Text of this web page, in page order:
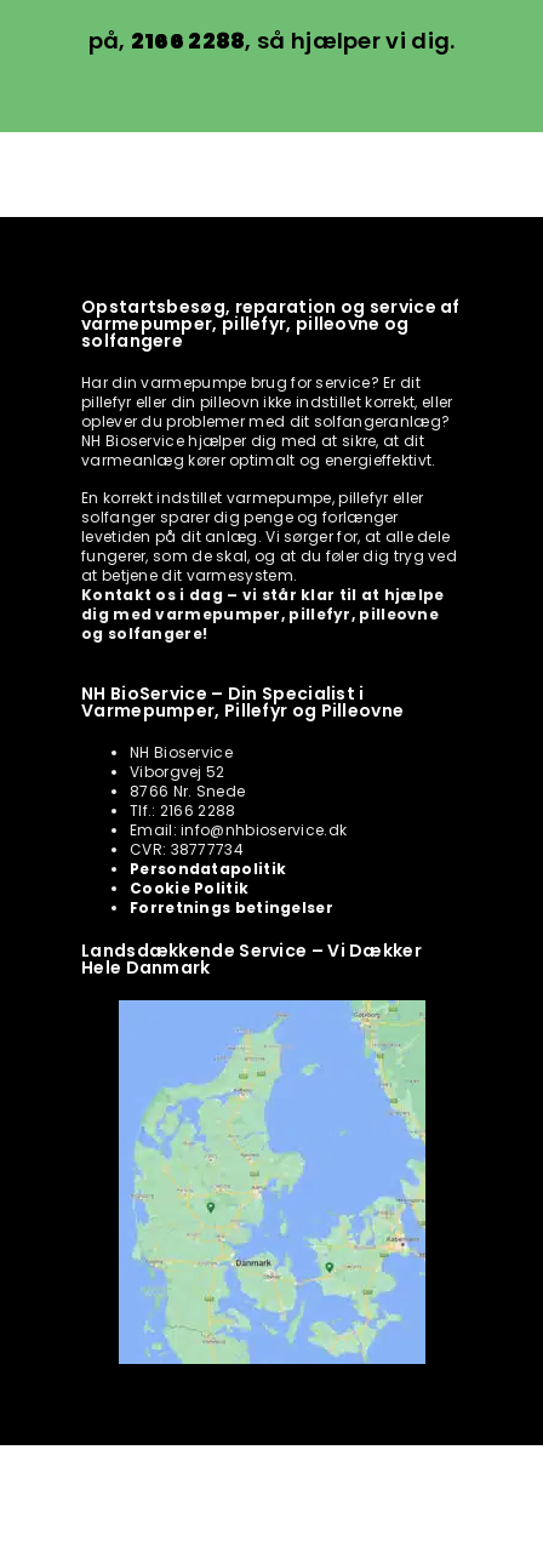
på, 2166 2288, så hjælper vi dig.
Opstartsbesøg, reparation og service af
varmepumper, pillefyr, pilleovne og
solfangere
Har din varmepumpe brug for service? Er dit
pillefyr eller din pilleovn ikke indstillet korrekt, eller
oplever du problemer med dit solfangeranlæg?
NH Bioservice hjælper dig med at sikre, at dit
varmeanlæg kører optimalt og energieffektivt.
En korrekt indstillet varmepumpe, pillefyr eller
solfanger sparer dig penge og forlænger
levetiden på dit anlæg. Vi sørger for, at alle dele
fungerer, som de skal, og at du føler dig tryg ved
at betjene dit varmesystem.
Kontakt os i dag – vi står klar til at hjælpe
dig med varmepumper, pillefyr, pilleovne
og solfangere!
NH BioService – Din Specialist i
Varmepumper, Pillefyr og Pilleovne
NH Bioservice
Viborgvej 52
8766 Nr. Snede
Tlf.: 2166 2288
Email: info@nhbioservice.dk
CVR: 38777734
Persondatapolitik
Cookie Politik
Forretnings betingelser
Landsdækkende Service – Vi Dækker
Hele Danmark